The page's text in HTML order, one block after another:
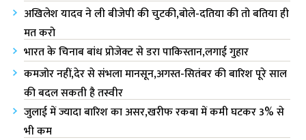
अखिलेश यादव ने ली बीजेपी की चुटकी,बोले-दतिया की तो बतिया ही
मत करो
भारत के चिनाब बांध प्रोजेक्ट से डरा पाकिस्तान,लगाई गुहार
कमजोर नहीं,देर से संभला मानसून,अगस्त-सितंबर की बारिश पूरे साल
की बदल सकती है तस्वीर
जुलाई में ज्यादा बारिश का असर,खरीफ रकबा में कमी घटकर 3% से
भी कम